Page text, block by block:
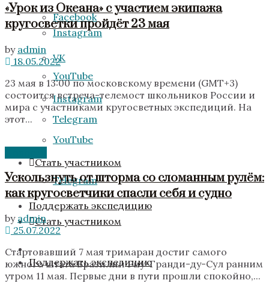
Instagram
YouTube
Telegram
Стать участником
Поддержать экспедицию
Facebook
VK
Instagram
YouTube
Telegram
Стать участником
Поддержать экспедицию
«Урок из Океана» с участием экипажа
кругосветки пройдёт 23 мая
by admin
18.05.2022
23 мая в 13:00 по московскому времени (GMT+3)
состоится встреча-телемост школьников России и
мира с участниками кругосветных экспедиций. На
этот...
Ускользнуть от шторма со сломанным рулём:
как кругосветчики спасли себя и судно
by admin
25.07.2022
Стартовавший 7 мая тримаран достиг самого
южного штата Бразилии Риу-Гранди-ду-Сул ранним
утром 11 мая. Первые дни в пути прошли спокойно,...